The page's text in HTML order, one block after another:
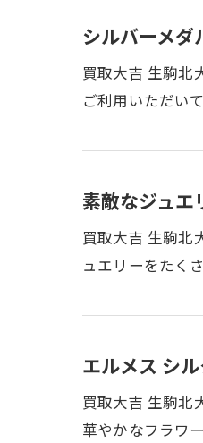
シルバーメダ
買取大吉 生駒北
ご利用いただい
素敵なジュエ
買取大吉 生駒北
ュエリーをたく
エルメス シ
買取大吉 生駒北
華やかなフラワ